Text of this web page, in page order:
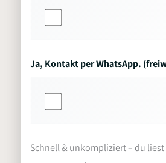
Ja, Kontakt per WhatsApp.
Schnell & unkompliziert – du